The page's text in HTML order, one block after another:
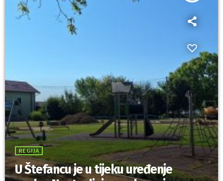
REGIJA
U Štefancu je u tijeku uređenje